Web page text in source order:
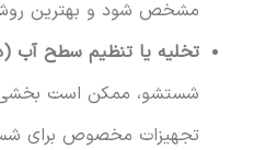
مشخص شود و بهترین
تخلیه یا تنظیم سطح آب
شستشو، ممکن است بخشی
تجهیزات مخصوص برای